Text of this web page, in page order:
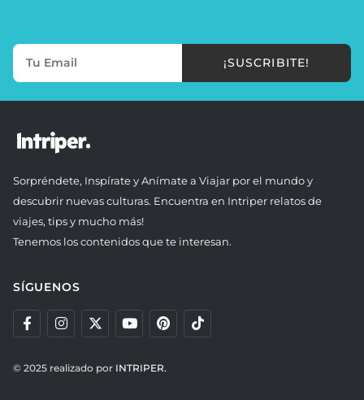
¡SUSCRIBITE!
Sorpréndete, Inspírate y Anímate a Viajar por el mundo y
descubrir nuevas culturas. Encuentra en Intriper relatos de
viajes, tips y mucho más!
Tenemos los contenidos que te interesan.
SÍGUENOS
© 2025 realizado por INTRIPER.